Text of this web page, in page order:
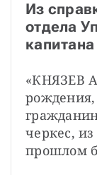
Из
отдела
«КНЯЗЕВ
черкес,
прошлом